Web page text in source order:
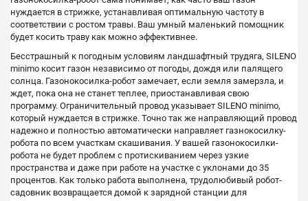
нуждается в стрижке, устанавливая оптимальную частоту в
соответствии с ростом травы. Ваш умный маленький помощник
будет косить траву как можно эффективнее.
Бесстрашный к погодным условиям ландшафтный трудяга, SILENO
minimo косит газон независимо от погоды, дождя или палящего
солнца. Газонокосилка-робот замечает, если земля замерзла, и
ждет, пока она не станет теплее, приостанавливая свою
программу. Ограничительный провод указывает SILENO minimo,
который нуждается в стрижке. Точно так же направляющий провод
надежно и полностью автоматически направляет газнокосилку-
робота по всем участкам скашивания. У вашей газонокосилки-
робота не будет проблем с протискиванием через узкие
пространства и даже при работе на участке с уклонами до 35
процентов. Как только работа выполнена, трудолюбивый робот-
садовник возвращается домой к зарядной станции для